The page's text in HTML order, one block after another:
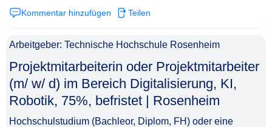
Kommentar hinzufügen Teilen
Arbeitgeber: Technische Hochschule Rosenheim
Projektmitarbeiterin oder Projektmitarbeiter
(m/ w/ d) im Bereich Digitalisierung, KI,
Robotik, 75%, befristet | Rosenheim​‌‌‌‌​‌​‌‌‌‌‌​​​‌​​
Hochschulstudium (Bachleor, Diplom, FH) oder eine